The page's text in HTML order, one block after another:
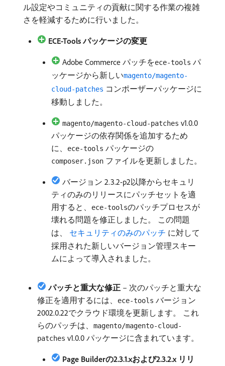
ル設定やコミュニティの貢献に関する作業の複雑
さを軽減するために行いました。
ECE-Tools パッケージの変更
Adobe Commerce パッチをece-tools パ
ッケージから新しいmagento/magento-
cloud-patches コンポーザーパッケージに
移動しました。
magento/magento-cloud-patches v1.0.0
パッケージの依存関係を追加するため
に、
ece-tools パッケージの
composer.json ファイルを更新しました。
バージョン 2.3.2-p2以降からセキュリ
ティのみのリリースにパッチセットを適
用すると、
ece-toolsのパッチプロセスが
壊れる問題を修正しました。 この問題
は、
​ セキュリティのみのパッチ ​ に対して
採用された新しいバージョン管理スキー
ムによって導入されました。
パッチと重大な修正 – 次のパッチと重大な
修正を適用するには、
ece-tools バージョン
2002.0.22でクラウド環境を更新します。 これ
らのパッチは、
magento/magento-cloud-
patches v1.0.0 パッケージに含まれています。
Page Builderの2.3.1.xおよび2.3.2.x リリ